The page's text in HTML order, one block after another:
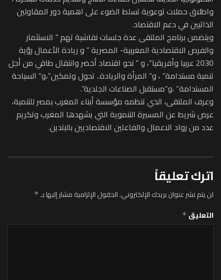
واطلاق حملات توعوية تسلط الضوء على اهمية دور المقاولين
الذاتيين في دعم الاقتصاد.
ويتضمن برنامج الملتقى عدة جلسات نقاشية تهم ” الاستثمار
والفرص الاقتصادية المغربية- المصرية ” و ريادة الأعمال رؤية
2030 عربيا وأفريقيا”، و ” نحو اقتصاد أخضر وانتقال طاقي من أجل
تنمية مستدامة” ، و” المرأة والريادة.. تحول وتمكين”،و” السياحة
المستدامة” ،و”مستقبل الصناعات الجلدية”.
وعرف الملتقى، الذي تنظمه مؤسسة أبناء المغرب بمصر للتنمية،
عرض شريط عن المسيرة التنموية التي يشهدها المغرب وتكريم
عدد من رواد الاعمال والفاعلين الاقتصاديين بالبلدين.
اترك تعليقاً
لن يتم نشر عنوان بريدك الإلكتروني.الحقول الإلزامية مشار إليها بـ*
التعليق *